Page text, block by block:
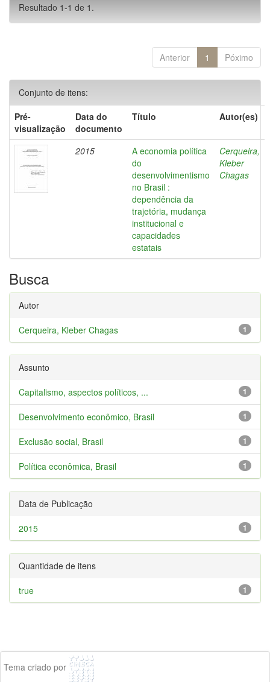
Resultado 1-1 de 1.
Anterior 1 Póximo
Conjunto de itens:
Pré-
visualização
Data do
documento
Título Autor(es)
2015
A economia política
do
desenvolvimentismo
no Brasil :
dependência da
trajetória, mudança
institucional e
capacidades
estatais
Cerqueira,
Kleber
Chagas
Busca
Autor
1
Cerqueira, Kleber Chagas
Assunto
1
Capitalismo, aspectos políticos, ...
1
Desenvolvimento econômico, Brasil
1
Exclusão social, Brasil
1
Política econômica, Brasil
Data de Publicação
1
2015
Quantidade de itens
1
true
Tema criado por